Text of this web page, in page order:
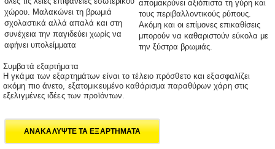
χώρου. Μαλακώνει τη βρωμιά
σχολαστικά αλλά απαλά και στη
συνέχεια την παγιδεύει χωρίς να
αφήνει υπολείμματα
απομακρύνει αξιόπιστα τη γύρη και
τους περιβαλλοντικούς ρύπους.
Ακόμη και οι επίμονες επικαθίσεις
μπορούν να καθαριστούν εύκολα με
την ξύστρα βρωμιάς.
Συμβατά εξαρτήματα
Η γκάμα των εξαρτημάτων είναι το τέλειο πρόσθετο και εξασφαλίζει
ακόμη πιο άνετο, εξατομικευμένο καθάρισμα παραθύρων χάρη στις
εξελιγμένες ιδέες των προϊόντων.
ΑΝΑΚΑΛΥΨΤΕ ΤΑ ΕΞΑΡΤΗΜΑΤΑ